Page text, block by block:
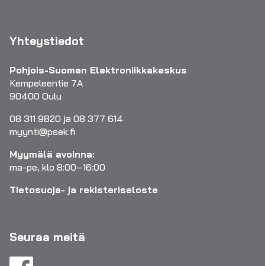
Yhteystiedot
Pohjois-Suomen Elektroniikkakeskus
Kempeleentie 7A
90400 Oulu
08 311 9820 ja 08 377 614
myynti@psek.fi
Myymälä avoinna:
ma-pe, klo 8:00–16:00
Tietosuoja- ja rekisteriseloste
Seuraa meitä